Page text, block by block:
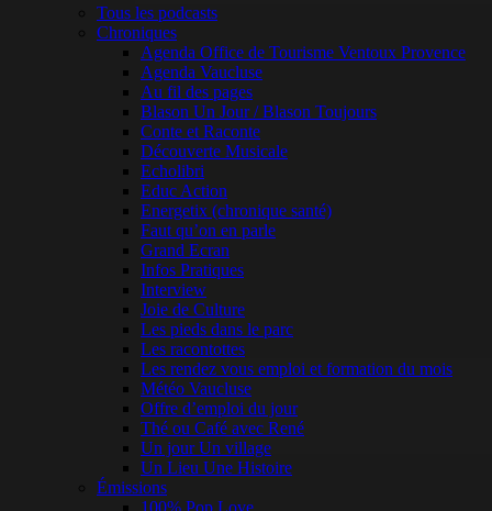
Tous les podcasts
Chroniques
Agenda Office de Tourisme Ventoux Provence
Agenda Vaucluse
Au fil des pages
Blason Un Jour / Blason Toujours
Conte et Raconte
Découverte Musicale
Echolibri
Educ Action
Energetix (chronique santé)
Faut qu’on en parle
Grand Ecran
Infos Pratiques
Interview
Joie de Culture
Les pieds dans le parc
Les racontottes
Les rendez vous emploi et formation du mois
Météo Vaucluse
Offre d’emploi du jour
Thé ou Café avec René
Un jour Un village
Un Lieu Une Histoire
Émissions